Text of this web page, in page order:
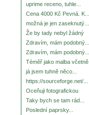
uprime receno, tuhle...
Cena 4000 Kč Pevná. K...
možná je jen zaseknutý...
Že by tady nebyl žádný
Zdravím, mám podobný...
Zdravím, mám podobný...
Téměř jako malba včetně
já jsem tuhně něco...
https://sourceforge.net/...
Oceňuji fotografickou
Taky bych se tam rád...
Poslední paprsky...